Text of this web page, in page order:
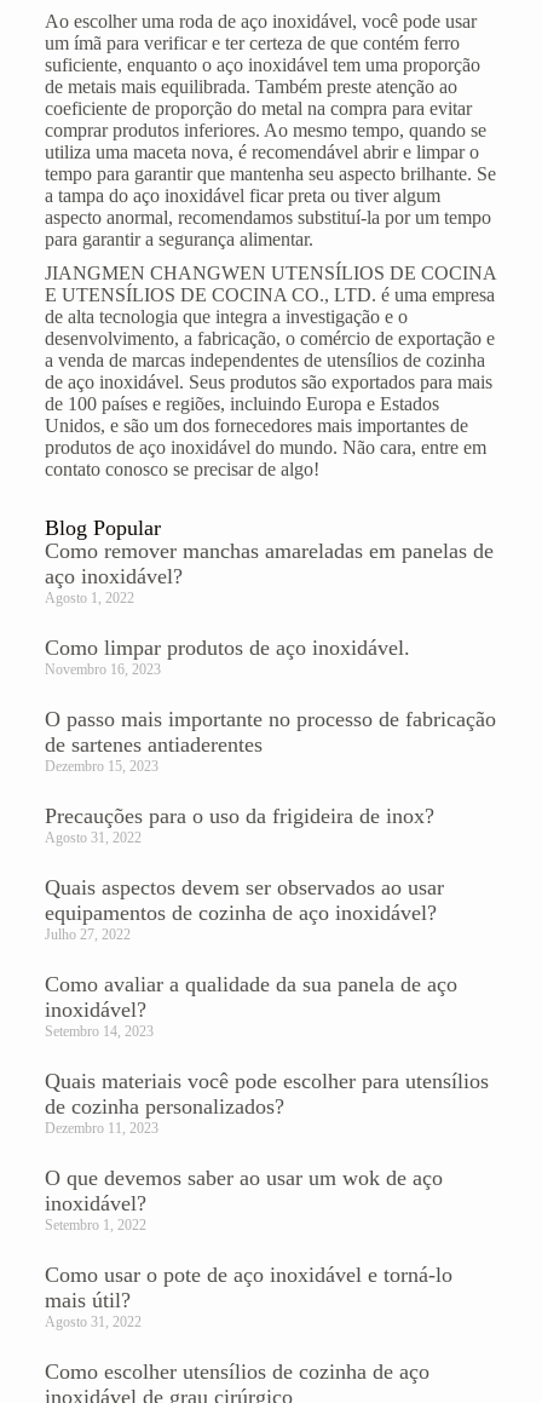
Ao escolher uma roda de aço inoxidável, você pode usar
um ímã para verificar e ter certeza de que contém ferro
suficiente, enquanto o aço inoxidável tem uma proporção
de metais mais equilibrada. Também preste atenção ao
coeficiente de proporção do metal na compra para evitar
comprar produtos inferiores. Ao mesmo tempo, quando se
utiliza uma maceta nova, é recomendável abrir e limpar o
tempo para garantir que mantenha seu aspecto brilhante. Se
a tampa do aço inoxidável ficar preta ou tiver algum
aspecto anormal, recomendamos substituí-la por um tempo
para garantir a segurança alimentar.
JIANGMEN CHANGWEN UTENSÍLIOS DE COCINA
E UTENSÍLIOS DE COCINA CO., LTD. é uma empresa
de alta tecnologia que integra a investigação e o
desenvolvimento, a fabricação, o comércio de exportação e
a venda de marcas independentes de utensílios de cozinha
de aço inoxidável. Seus produtos são exportados para mais
de 100 países e regiões, incluindo Europa e Estados
Unidos, e são um dos fornecedores mais importantes de
produtos de aço inoxidável do mundo. Não cara, entre em
contato conosco se precisar de algo!
Blog Popular
Como remover manchas amareladas em panelas de
aço inoxidável?
Agosto 1, 2022
Como limpar produtos de aço inoxidável.
Novembro 16, 2023
O passo mais importante no processo de fabricação
de sartenes antiaderentes
Dezembro 15, 2023
Precauções para o uso da frigideira de inox?
Agosto 31, 2022
Quais aspectos devem ser observados ao usar
equipamentos de cozinha de aço inoxidável?
Julho 27, 2022
Como avaliar a qualidade da sua panela de aço
inoxidável?
Setembro 14, 2023
Quais materiais você pode escolher para utensílios
de cozinha personalizados?
Dezembro 11, 2023
O que devemos saber ao usar um wok de aço
inoxidável?
Setembro 1, 2022
Como usar o pote de aço inoxidável e torná-lo
mais útil?
Agosto 31, 2022
Como escolher utensílios de cozinha de aço
inoxidável de grau cirúrgico